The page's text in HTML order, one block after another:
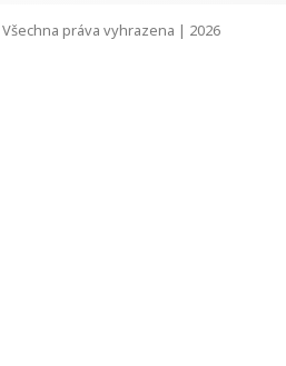
Všechna práva vyhrazena | 2026